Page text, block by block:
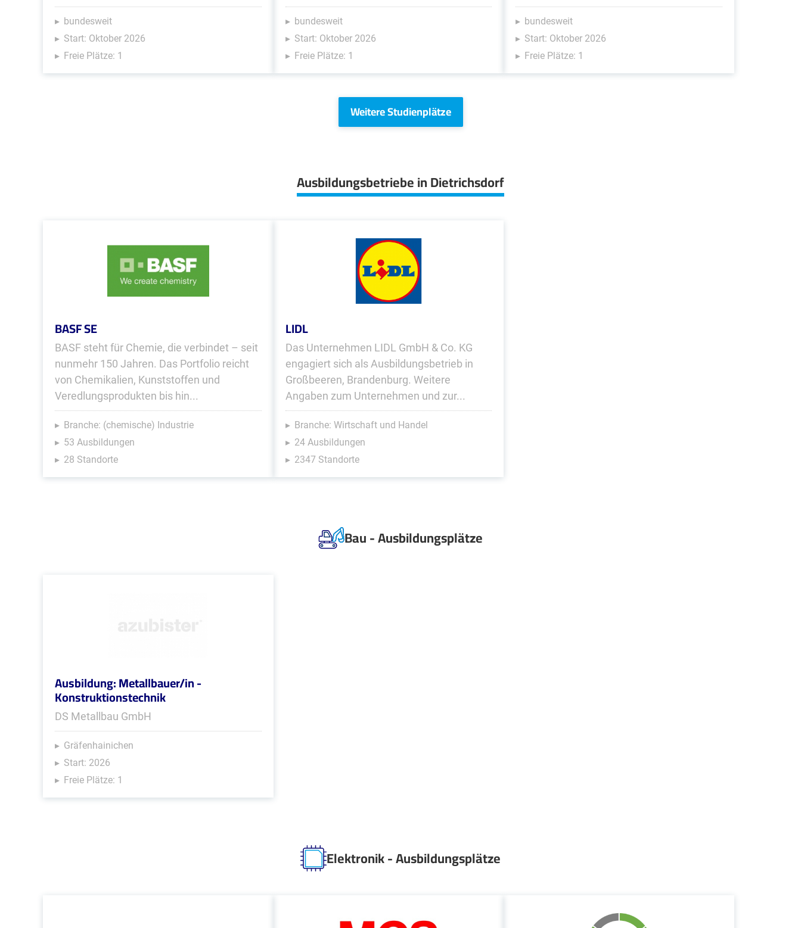
bundesweit
Start: Oktober 2026
Freie Plätze: 1
bundesweit
Start: Oktober 2026
Freie Plätze: 1
bundesweit
Start: Oktober 2026
Freie Plätze: 1
Weitere Studienplätze
Ausbildungsbetriebe in Dietrichsdorf
BASF SE
BASF steht für Chemie, die verbindet – seit
nunmehr 150 Jahren. Das Portfolio reicht
von Chemikalien, Kunststoffen und
Veredlungsprodukten bis hin...
Branche: (chemische) Industrie
53 Ausbildungen
28 Standorte
LIDL
Das Unternehmen LIDL GmbH & Co. KG
engagiert sich als Ausbildungsbetrieb in
Großbeeren, Brandenburg. Weitere
Angaben zum Unternehmen und zur...
Branche: Wirtschaft und Handel
24 Ausbildungen
2347 Standorte
Bau - Ausbildungsplätze
Ausbildung: Metallbauer/in -
Konstruktionstechnik
DS Metallbau GmbH
Gräfenhainichen
Start: 2026
Freie Plätze: 1
Elektronik - Ausbildungsplätze